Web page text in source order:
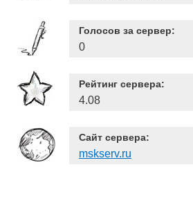
Голосов за сервер:
0
Рейтинг сервера:
4.08
Сайт сервера:
mskserv.ru